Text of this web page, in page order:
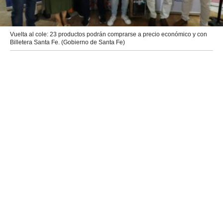
Vuelta al cole: 23 productos podrán comprarse a precio económico y con
Billetera Santa Fe. (Gobierno de Santa Fe)